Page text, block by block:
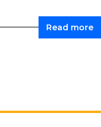
Read more